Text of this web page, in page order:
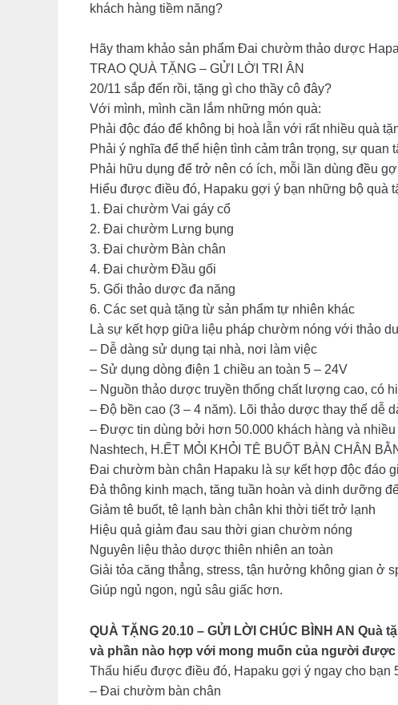
khách hàng tiềm năng?
Hãy tham khảo sản phẩm Đai chườm thảo dược
TRAO QUÀ TẶNG – GỬI LỜI TRI ÂN
20/11 sắp đến rồi, tặng gì cho thầy cô đây?
Với mình, mình cần lắm những món quà:
Phải độc đáo để không bị hoà lẫn với rất nhiều quà
Phải ý nghĩa để thể hiện tình cảm trân trọng, sự quan
Phải hữu dụng để trở nên có ích, mỗi lần dùng đều
Hiểu được điều đó, Hapaku gợi ý bạn những bộ quà
1. Đai chườm Vai gáy cổ
2. Đai chườm Lưng bụng
3. Đai chườm Bàn chân
4. Đai chườm Đầu gối
5. Gối thảo dược đa năng
6. Các set quà tặng từ sản phẩm tự nhiên khác
Là sự kết hợp giữa liệu pháp chườm nóng với thảo
– Dễ dàng sử dụng tại nhà, nơi làm việc
– Sử dụng dòng điện 1 chiều an toàn 5 – 24V
– Nguồn thảo dược truyền thống chất lượng cao, có
– Độ bền cao (3 – 4 năm). Lõi thảo dược thay thế dễ
– Được tin dùng bởi hơn 50.000 khách hàng và
Nashtech, H.ẾT MỎI KHỎI TÊ BUỐT BÀN CHÂN
Đai chườm bàn chân Hapaku là sự kết hợp độc đáo
Đả thông kinh mạch, tăng tuần hoàn và dinh dưỡng
Giảm tê buốt, tê lạnh bàn chân khi thời tiết trở lạnh
Hiệu quả giảm đau sau thời gian chườm nóng
Nguyên liệu thảo dược thiên nhiên an toàn
Giải tỏa căng thẳng, stress, tận hưởng không gian ở
Giúp ngủ ngon, ngủ sâu giấc hơn.
QUÀ TẶNG 20.10 – GỬI LỜI CHÚC BÌNH AN
và phần nào hợp với mong muốn của người được
Thấu hiểu được điều đó, Hapaku gợi ý ngay cho
– Đai chườm bàn chân